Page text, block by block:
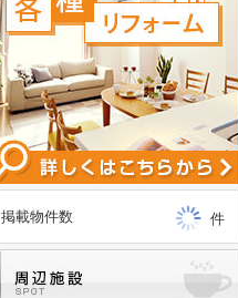
掲載物件数 件